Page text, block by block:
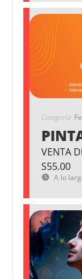
Categoría
VENTA
S55.00
A lo